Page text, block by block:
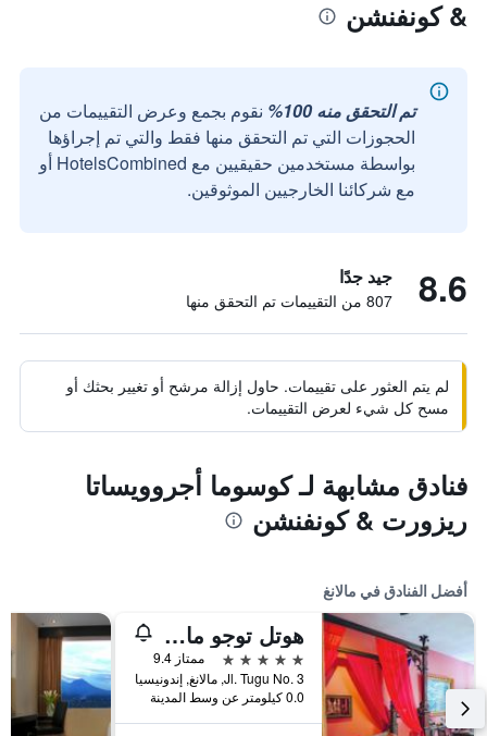
& كونفنشن
تم التحقق منه 100%
نقوم بجمع وعرض التقييمات من
الحجوزات التي تم التحقق منها فقط والتي تم إجراؤها
بواسطة مستخدمين حقيقيين مع HotelsCombined أو
مع شركائنا الخارجيين الموثوقين.
8.6 جيد جدًا
807 من التقييمات تم التحقق منها
لم يتم العثور على تقييمات. حاول إزالة مرشح أو تغيير بحثك أو
مسح كل شيء لعرض التقييمات.
فنادق مشابهة لـ كوسوما أجروويساتا
ريزورت & كونفنشن
أفضل الفنادق في مالانغ
هوتل توجو مالانج
5 نجوم
ممتاز 9.4
Jl. Tugu No. 3, مالانغ, إندونيسيا
0.0 كيلومتر عن وسط المدينة